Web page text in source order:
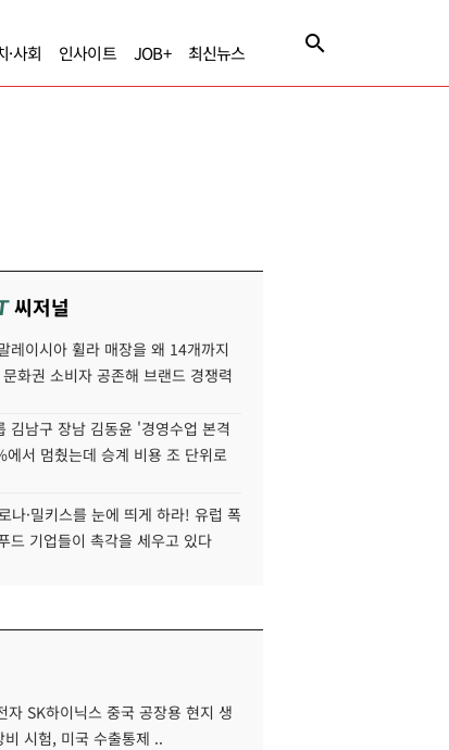
·사회 인사이트 JOB+ 최신뉴스
씨저널
레이시아 휠라 매장을 왜 14개까지
화권 소비자 공존해 브랜드 경쟁력
김남구 장남 김동윤 '경영수업 본격
서 멈췄는데 승계 비용 조 단위로
나·밀키스를 눈에 띄게 하라! 유럽 폭
드 기업들이 촉각을 세우고 있다
자 SK하이닉스 중국 공장용 현지 생
비 시험, 미국 수출통제 ..